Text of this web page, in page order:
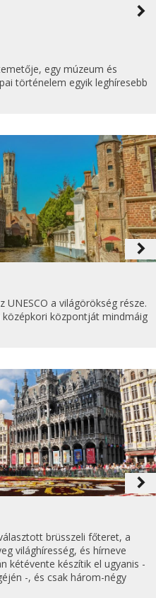
navigate_next
egy múzeum és
történelem egyik leghíresebb
navigate_next
UNESCO a világörökség része.
központját mindmáig
navigate_next
brüsszeli főteret, a
világhíresség, és hírneve
kétévente készítik el ugyanis -
-, és csak három-négy